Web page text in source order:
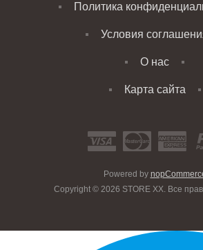
Политика
Условия
О нас
Карта сайта
Powered by
Copyright © 2026 STORE XX. Все